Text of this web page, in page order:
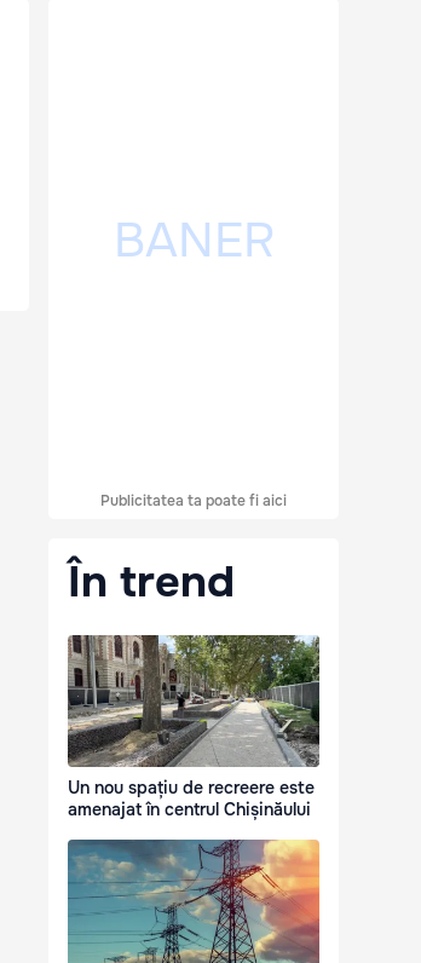
Publicitatea ta poate fi aici
În trend
Un nou spațiu de recreere este
amenajat în centrul Chișinăului